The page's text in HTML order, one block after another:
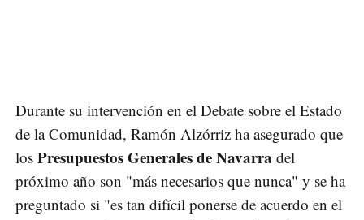
Durante su intervención en el Debate sobre el Estado
de la Comunidad, Ramón Alzórriz ha asegurado que
los Presupuestos Generales de Navarra del
próximo año son "más necesarios que nunca" y se ha
preguntado si "es tan difícil ponerse de acuerdo en el